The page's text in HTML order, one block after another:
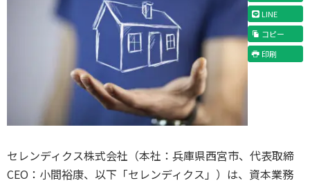
LINE
コピー
印刷
セレンディクス株式会社（本社：兵庫県西宮市、代表取締
CEO：小間裕康、以下「セレンディクス」）は、資本業務